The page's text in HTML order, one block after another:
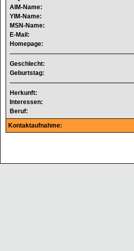
AIM-Name:
YIM-Name:
MSN-Name:
E-Mail:
Homepage:
Geschlecht:
Geburtstag:
Herkunft:
Interessen:
Beruf:
Kontaktaufnahme: